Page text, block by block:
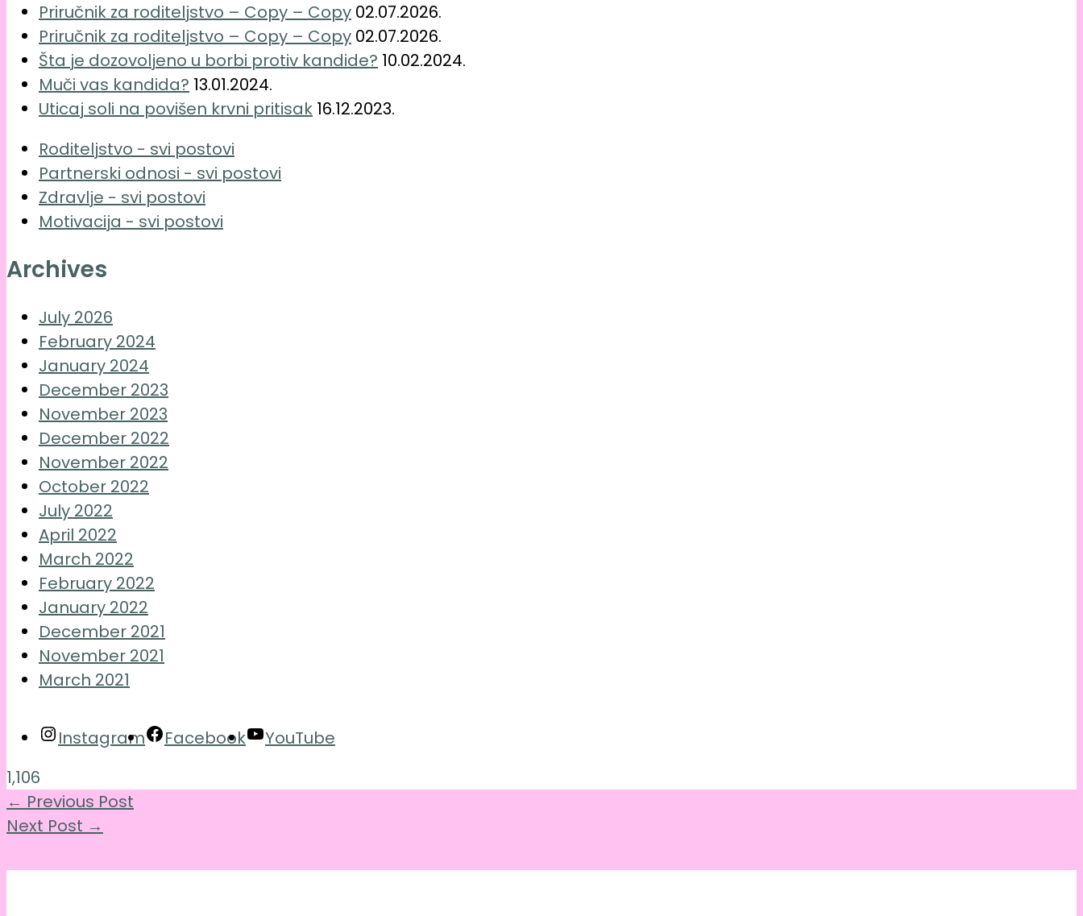
Priručnik za roditeljstvo – Copy – Copy 02.07.2026.
Priručnik za roditeljstvo – Copy – Copy 02.07.2026.
Šta je dozovoljeno u borbi protiv kandide? 10.02.2024.
Muči vas kandida? 13.01.2024.
Uticaj soli na povišen krvni pritisak 16.12.2023.
Roditeljstvo - svi postovi
Partnerski odnosi - svi postovi
Zdravlje - svi postovi
Motivacija - svi postovi
Archives
July 2026
February 2024
January 2024
December 2023
November 2023
December 2022
November 2022
October 2022
July 2022
April 2022
March 2022
February 2022
January 2022
December 2021
November 2021
March 2021
Instagram Facebook
YouTube
1,106
← Previous Post
Next Post →